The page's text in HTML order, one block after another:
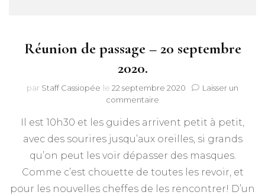
Réunion de passage – 20 septembre
2020.
par Staff Cassiopée le 22 septembre 2020
Laisser un
commentaire
de
passage
20
septembre
Il est 10h30 et les guides arrivent petit à petit,
avec des sourires jusqu’aux oreilles, si grands
qu’on peut les voir dépasser des masques.
Comme c’est chouette de toutes les revoir, et
pour les nouvelles cheffes de les rencontrer! D’un